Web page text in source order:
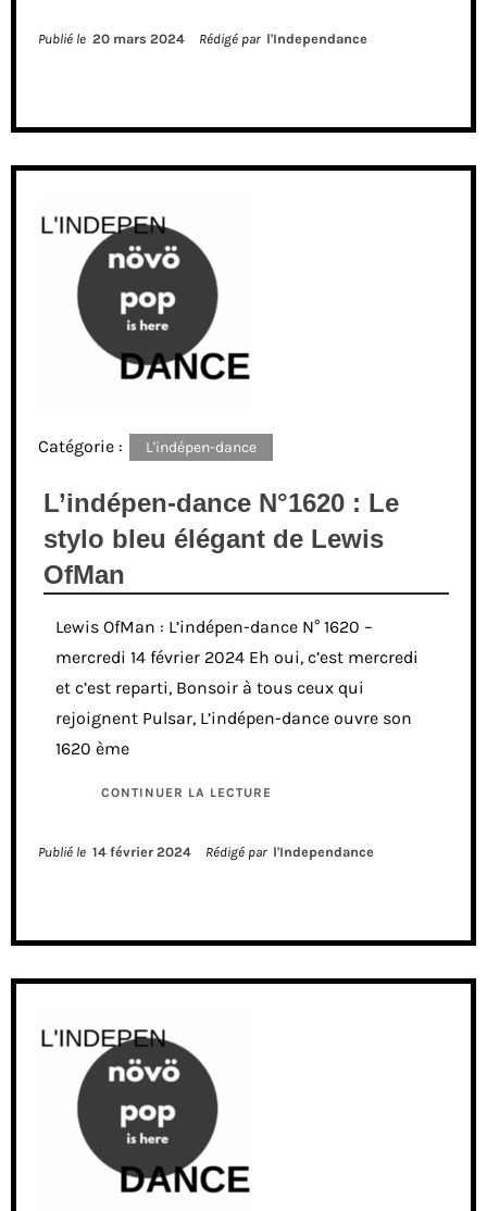
Publié le 20 mars 2024 Rédigé par l'Independance
Catégorie : L'indépen-dance
L’indépen-dance N°1620 : Le
stylo bleu élégant de Lewis
OfMan
Lewis OfMan : L’indépen-dance N° 1620 –
mercredi 14 février 2024 Eh oui, c’est mercredi
et c’est reparti, Bonsoir à tous ceux qui
rejoignent Pulsar, L’indépen-dance ouvre son
1620 ème
CONTINUER LA LECTURE
Publié le 14 février 2024 Rédigé par l'Independance